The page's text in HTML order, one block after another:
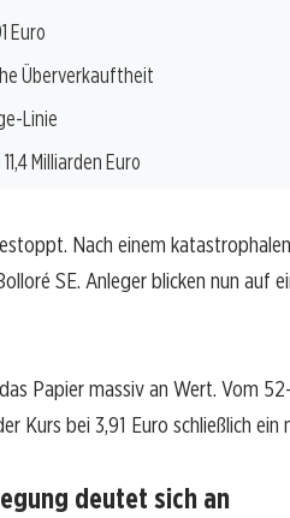
Euro
Überverkauftheit
Linie
Milliarden Euro
Nach einem
SE. Anleger blicken nun auf
Papier massiv an Wert. Vom
Kurs bei 3,91 Euro schließlich ein
deutet sich an